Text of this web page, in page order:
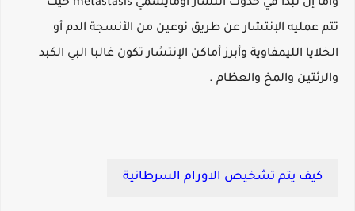
وأما إن تبدا في حدوث انتشار اومايسمي metastasis حيث
تتم عمليه الإنتشار عن طريق نوعين من الأنسجة الدم أو
الخلايا الليمفاوية وأبرز أماكن الإنتشار تكون غالبا البي الكبد
والرئتين والمخ والعظام .
كيف يتم تشخيص الاورام السرطانية